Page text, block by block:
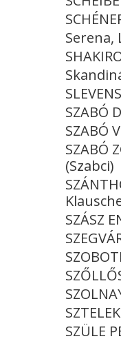
Serena,
SZABÓ
SZABÓ
SZABÓ
(Szabci)
SZÁSZ
SZÜLE